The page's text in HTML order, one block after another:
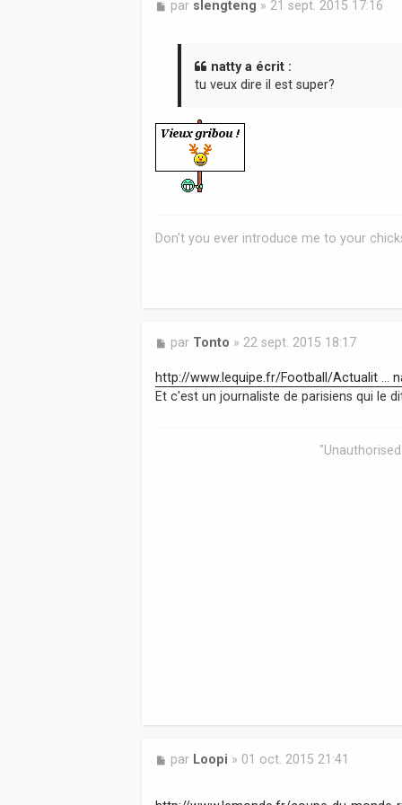
M
par slengteng » 21 sept. 2015 17:16
natty a écrit :
tu veux dire il est super?
Don't you ever introduce me to your
M
s
s
a
par Tonto » 22 sept. 2015 18:17
http://www.lequipe.fr/Football/Actualit ...
Et c'est un journaliste de parisiens qui le dit
M
par Loopi » 01 oct. 2015 21:41